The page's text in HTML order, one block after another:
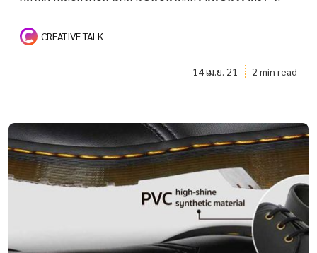
CREATIVE TALK
14 เม.ย. 21 2 min read